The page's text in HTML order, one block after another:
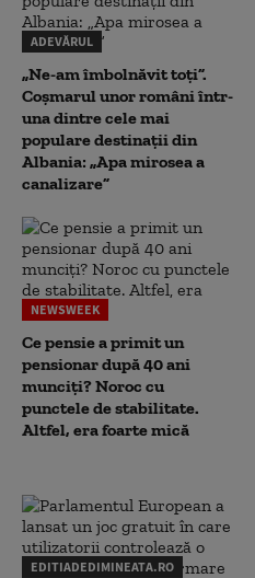
ADEVĂRUL
„Ne-am îmbolnăvit toți”.
Coșmarul unor români într-
una dintre cele mai
populare destinații din
Albania: „Apa mirosea a
canalizare”
NEWSWEEK
Ce pensie a primit un
pensionar după 40 ani
munciți? Noroc cu
punctele de stabilitate.
Altfel, era foarte mică
EDITIADEDIMINEATA.RO